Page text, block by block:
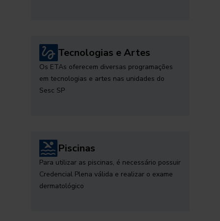
Tecnologias e Artes
Os ETAs oferecem diversas programações
em tecnologias e artes nas unidades do
Sesc SP
Piscinas
Para utilizar as piscinas, é necessário possuir
Credencial Plena válida e realizar o exame
dermatológico